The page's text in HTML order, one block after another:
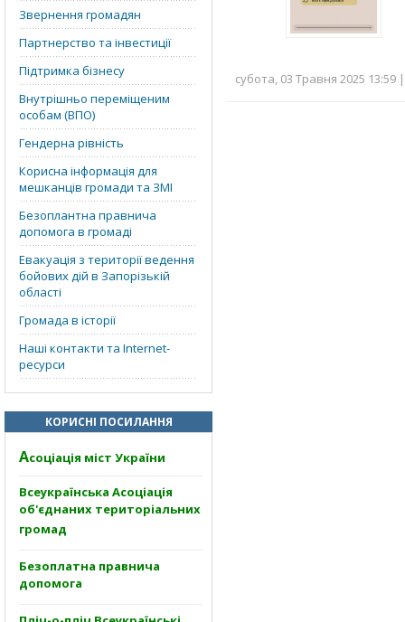
Звернення громадян
Партнерство та інвестиції
Підтримка бізнесу
Внутрішньо переміщеним
особам (ВПО)
Гендерна рівність
Корисна інформація для
мешканців громади та ЗМІ
Безоплантна правнича
допомога в громаді
Евакуація з території ведення
бойових дій в Запорізькій
області
Громада в історії
Наші контакти та Internet-
ресурси
КОРИСНІ ПОСИЛАННЯ
Асоціація міст України
Всеукраїнська Асоціація
об'єднаних територіальних
громад
Безоплатна правнича
допомога
субота, 03 Травня 2025 13:59